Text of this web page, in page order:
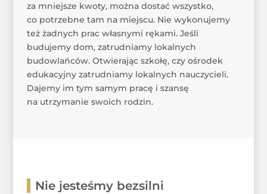
za mniejsze kwoty, można dostać wszystko,
co potrzebne tam na miejscu. Nie wykonujemy
też żadnych prac własnymi rękami. Jeśli
budujemy dom, zatrudniamy lokalnych
budowlańców. Otwierając szkołę, czy ośrodek
edukacyjny zatrudniamy lokalnych nauczycieli.
Dajemy im tym samym pracę i szansę
na utrzymanie swoich rodzin.
Nie jesteśmy bezsilni